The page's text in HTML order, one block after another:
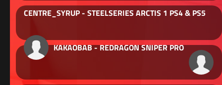
CENTRE_SYRUP - STEELSERIES ARCTIS 1 PS4 & PS5
KAKAOBAB - REDRAGON SNIPER PRO